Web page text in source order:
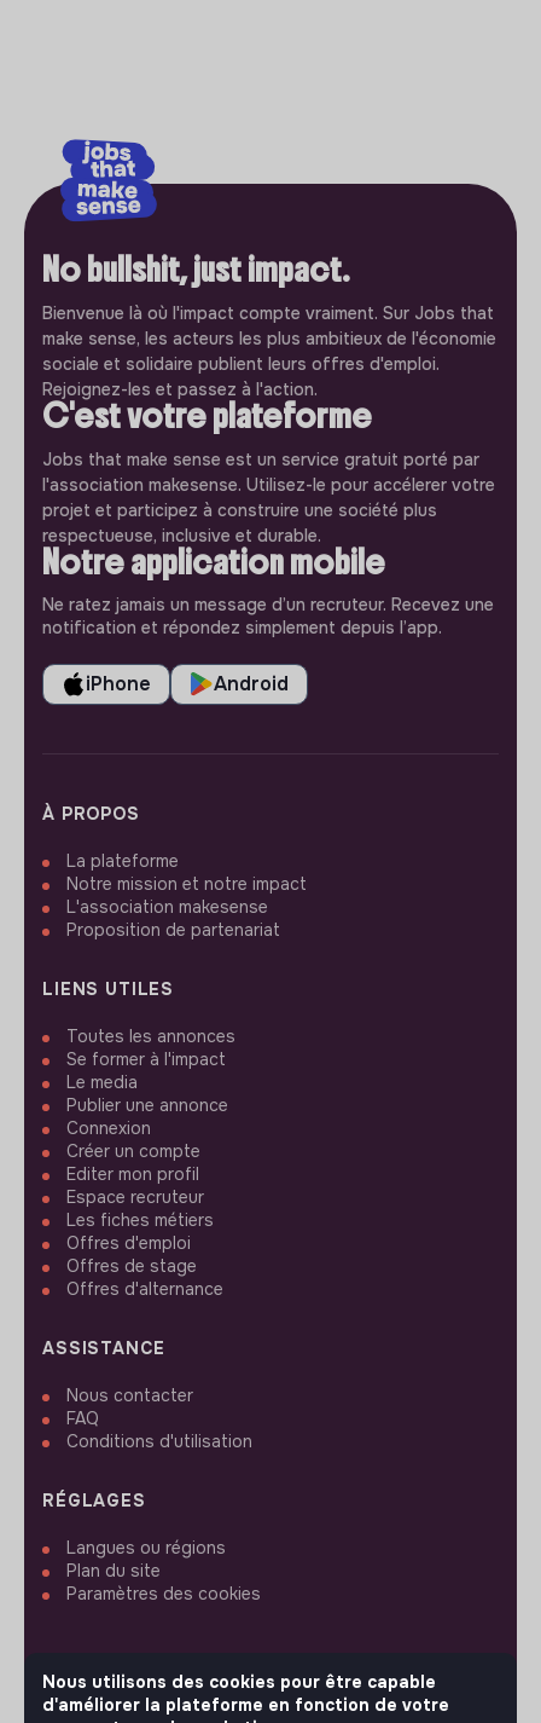
No bullshit, just impact.
Bienvenue là où l'impact compte vraiment. Sur Jobs that
make sense, les acteurs les plus ambitieux de l'économie
sociale et solidaire publient leurs offres d'emploi.
Rejoignez-les et passez à l'action.
C'est votre plateforme
Jobs that make sense est un service gratuit porté par
l'association makesense. Utilisez-le pour accélerer votre
projet et participez à construire une société plus
respectueuse, inclusive et durable.
Notre application mobile
Ne ratez jamais un message d’un recruteur. Recevez une
notification et répondez simplement depuis l’app.
iPhone Android
À PROPOS
La plateforme
Notre mission et notre impact
L'association makesense
Proposition de partenariat
LIENS UTILES
Toutes les annonces
Se former à l'impact
Le media
Publier une annonce
Connexion
Créer un compte
Editer mon profil
Espace recruteur
Les fiches métiers
Offres d'emploi
Offres de stage
Offres d'alternance
ASSISTANCE
Nous contacter
FAQ
Conditions d'utilisation
RÉGLAGES
Langues ou régions
Plan du site
Paramètres des cookies
Nous utilisons des cookies pour être capable
d'améliorer la plateforme en fonction de votre